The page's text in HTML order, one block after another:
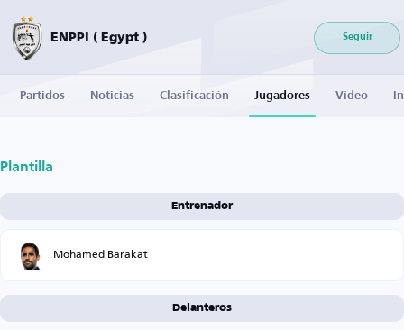
ENPPI ( Egypt ) Seguir
Partidos Noticias Clasificación Jugadores Vídeo
Plantilla
Entrenador
Mohamed Barakat
Delanteros